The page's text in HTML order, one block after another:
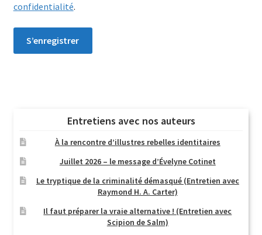
confidentialité.
S’enregistrer
Entretiens avec nos auteurs
À la rencontre d’illustres rebelles identitaires
Juillet 2026 – le message d’Évelyne Cotinet
Le tryptique de la criminalité démasqué (Entretien avec
Raymond H. A. Carter)
Il faut préparer la vraie alternative ! (Entretien avec
Scipion de Salm)